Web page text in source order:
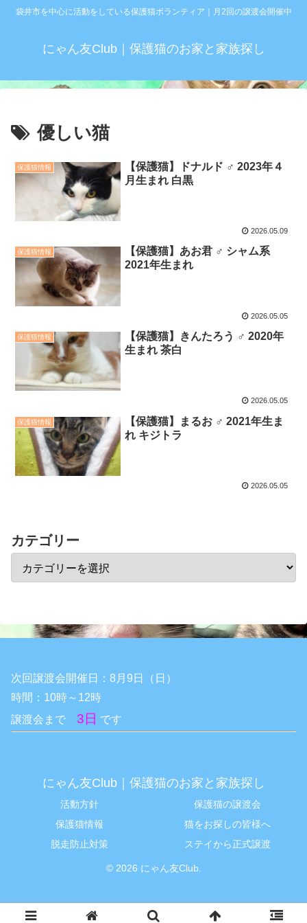
袋井市を中心に活動をしている保護猫ボランティア｜月2回の譲渡会開催中
にゃん友Club｜保護猫のお家と家族探し
優しい猫
保護猫情報
【保護猫】ドナルド ♂ 2023年４
月生まれ 白黒
2026.05.09
保護猫情報
【保護猫】あお君 ♂ シャム系
2021年生まれ
2026.05.05
保護猫情報
【保護猫】きんたろう ♂ 2020年
生まれ 茶白
2026.05.05
保護猫情報
【保護猫】まるお ♂ 2021年生ま
れ キジトラ
2026.05.05
カテゴリー
次回譲渡会開催日：8月9日（日）
時間：10時～12時
譲渡会まで 3日 です
にゃん友Club｜保護猫のお家と家族探し
活動方針
保護猫の譲渡会
保護猫情報
猫をお探しの皆様へ
脱走防止対策
ステイから正式譲渡
© 2026 にゃん友Club.